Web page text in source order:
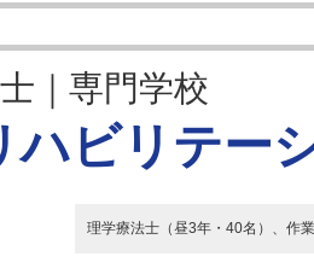
｜専門学校
ハビリテー
理学療法士（昼3年・40名）、作